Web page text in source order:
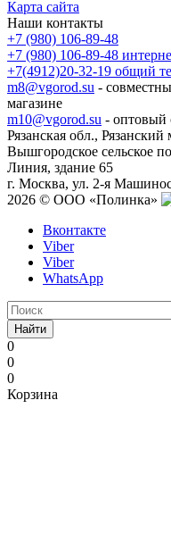
Карта сайта
Наши контакты
+7 (980) 106-89-48
+7 (980) 106-89-48
+7(4912)20-32-19 общий
m8@vgorod.su -
магазине
m10@vgorod.su - оптовый
Рязанская обл.,
Вышгородское сельское
Линия, здание 65
г. Москва, ул. 2-я
2026 © ООО «Полинка»
Вконтакте
Viber
Viber
WhatsApp
Найти
0
0
0
Корзина